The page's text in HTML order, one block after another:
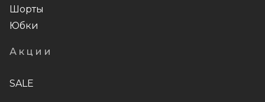
Шорты
Юбки
Акции
SALE